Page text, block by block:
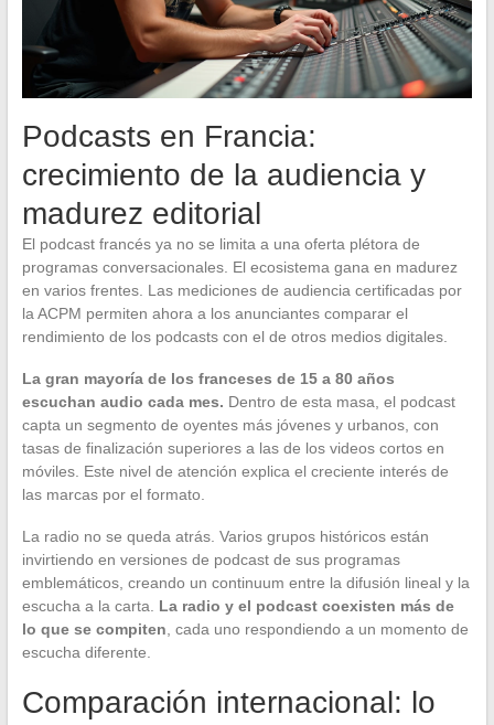
Podcasts en Francia:
crecimiento de la audiencia y
madurez editorial
El podcast francés ya no se limita a una oferta plétora de
programas conversacionales. El ecosistema gana en madurez
en varios frentes. Las mediciones de audiencia certificadas por
la ACPM permiten ahora a los anunciantes comparar el
rendimiento de los podcasts con el de otros medios digitales.
La gran mayoría de los franceses de 15 a 80 años
escuchan audio cada mes. Dentro de esta masa, el podcast
capta un segmento de oyentes más jóvenes y urbanos, con
tasas de finalización superiores a las de los videos cortos en
móviles. Este nivel de atención explica el creciente interés de
las marcas por el formato.
La radio no se queda atrás. Varios grupos históricos están
invirtiendo en versiones de podcast de sus programas
emblemáticos, creando un continuum entre la difusión lineal y la
escucha a la carta. La radio y el podcast coexisten más de
lo que se compiten, cada uno respondiendo a un momento de
escucha diferente.
Comparación internacional: lo